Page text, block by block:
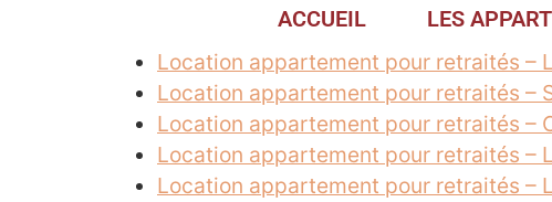
ACCUEIL LES
Location appartement pour retraités –
Location appartement pour retraités –
Location appartement pour retraités –
Location appartement pour retraités –
Location appartement pour retraités –